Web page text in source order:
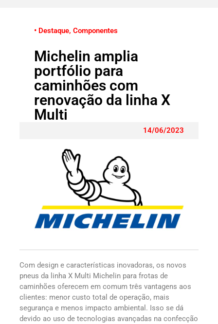
• Destaque, Componentes
Michelin amplia
portfólio para
caminhões com
renovação da linha X
Multi
14/06/2023
Com design e características inovadoras, os novos
pneus da linha X Multi Michelin para frotas de
caminhões oferecem em comum três vantagens aos
clientes: menor custo total de operação, mais
segurança e menos impacto ambiental. Isso se dá
devido ao uso de tecnologias avançadas na confecção